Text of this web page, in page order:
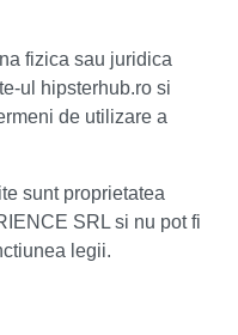
fizica sau juridica
ul hipsterhub.ro si
de utilizare a
sunt proprietatea
SRL si nu pot fi
legii.